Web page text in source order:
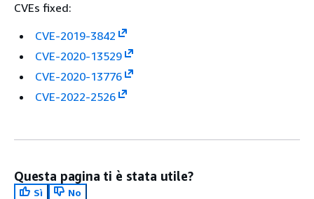
CVEs fixed:
CVE-2019-3842
CVE-2020-13529
CVE-2020-13776
CVE-2022-2526
Questa pagina ti è stata utile?
Sì
No